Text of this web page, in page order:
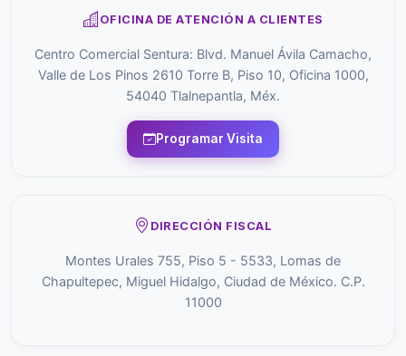
OFICINA DE ATENCIÓN A CLIENTES
Centro Comercial Sentura: Blvd. Manuel Ávila Camacho,
Valle de Los Pinos 2610 Torre B, Piso 10, Oficina 1000,
54040 Tlalnepantla, Méx.
Programar Visita
DIRECCIÓN FISCAL
Montes Urales 755, Piso 5 - 5533, Lomas de
Chapultepec, Miguel Hidalgo, Ciudad de México. C.P.
11000